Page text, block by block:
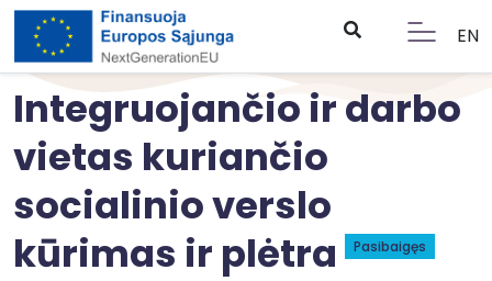
EN
Integruojančio ir darbo
vietas kuriančio
socialinio verslo
kūrimas ir plėtra
Pasibaigęs